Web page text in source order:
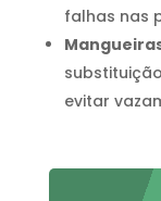
falhas nas
evitar